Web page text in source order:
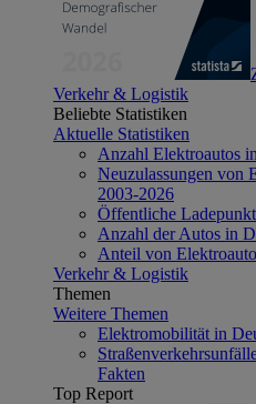
Verkehr & Logistik
Beliebte Statistiken
Aktuelle Statistiken
Anzahl Elektroautos
Neuzulassungen von
2003-2026
Öffentliche
Anzahl der Autos in
Anteil von
Verkehr & Logistik
Themen
Weitere Themen
Elektromobilität in
Fakten
Top Report